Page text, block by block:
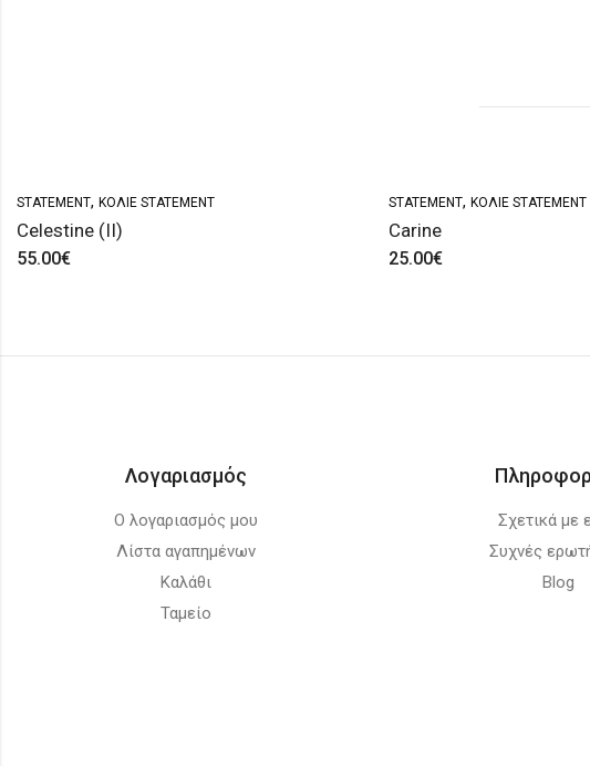
STATEMENT, ΚΟΛΙΈ STATEMENT
Celestine (II)
55.00€
STATEMENT, ΚΟΛΙΈ STATEMENT
Carine
25.00€
Λογαριασμός
Ο λογαριασμός μου
Λίστα αγαπημένων
Καλάθι
Ταμείο
Σχετικά με
Συχνές
Blog